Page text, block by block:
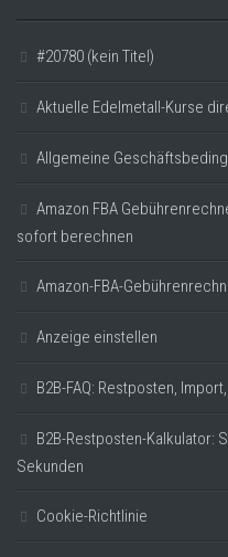
#20780 (kein Titel)
Aktuelle Edelmetall-Kurse
Allgemeine
Amazon FBA
sofort berechnen
Amazon-FBA-
Anzeige einstellen
B2B-FAQ: Restposten,
B2B-Restposten-Kalkulator:
Sekunden
Cookie-Richtlinie